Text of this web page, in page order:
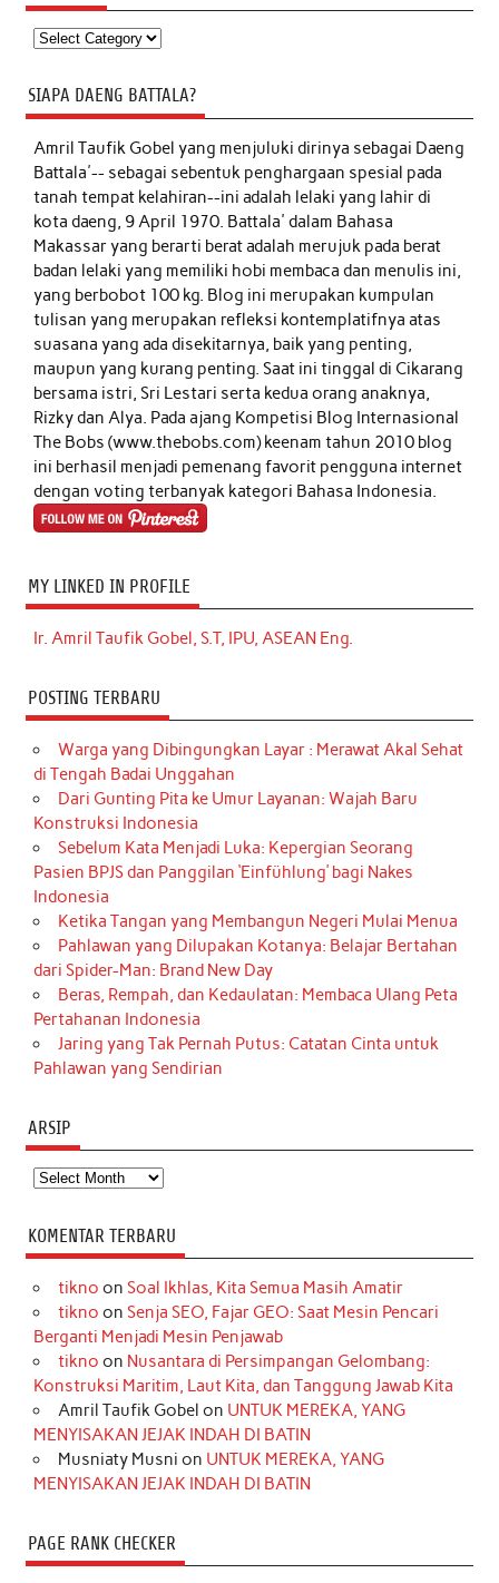
Kategori
SIAPA DAENG BATTALA?
Amril Taufik Gobelyang menjuluki dirinya sebagai Daeng
Battala'-- sebagai sebentuk penghargaan spesial pada
tanah tempat kelahiran--ini adalah lelaki yang lahir di
kota daeng, 9 April 1970. Battala' dalam Bahasa
Makassar yang berarti berat adalah merujuk pada berat
badan lelaki yang memiliki hobi membaca dan menulis ini,
yang berbobot 100 kg. Blog ini merupakan kumpulan
tulisan yang merupakan refleksi kontemplatifnya atas
suasana yang ada disekitarnya, baik yang penting,
maupun yang kurang penting. Saat ini tinggal di Cikarang
bersama istri, Sri Lestari serta kedua orang anaknya,
Rizky dan Alya. Pada ajang Kompetisi Blog Internasional
The Bobs (www.thebobs.com) keenam tahun 2010 blog
ini berhasil menjadi pemenang favorit pengguna internet
dengan voting terbanyak kategori Bahasa Indonesia.
MY LINKED IN PROFILE
Ir. Amril Taufik Gobel, S.T, IPU, ASEAN Eng.
POSTING TERBARU
Warga yang Dibingungkan Layar : Merawat Akal Sehat
di Tengah Badai Unggahan
Dari Gunting Pita ke Umur Layanan: Wajah Baru
Konstruksi Indonesia
Sebelum Kata Menjadi Luka: Kepergian Seorang
Pasien BPJS dan Panggilan ‘Einfühlung’ bagi Nakes
Indonesia
Ketika Tangan yang Membangun Negeri Mulai Menua
Pahlawan yang Dilupakan Kotanya: Belajar Bertahan
dari Spider-Man: Brand New Day
Beras, Rempah, dan Kedaulatan: Membaca Ulang Peta
Pertahanan Indonesia
Jaring yang Tak Pernah Putus: Catatan Cinta untuk
Pahlawan yang Sendirian
ARSIP
Arsip
KOMENTAR TERBARU
tikno on Soal Ikhlas, Kita Semua Masih Amatir
tikno on Senja SEO, Fajar GEO: Saat Mesin Pencari
Berganti Menjadi Mesin Penjawab
tikno on Nusantara di Persimpangan Gelombang:
Konstruksi Maritim, Laut Kita, dan Tanggung Jawab Kita
Amril Taufik Gobel on UNTUK MEREKA, YANG
MENYISAKAN JEJAK INDAH DI BATIN
Musniaty Musni on UNTUK MEREKA, YANG
MENYISAKAN JEJAK INDAH DI BATIN
PAGE RANK CHECKER